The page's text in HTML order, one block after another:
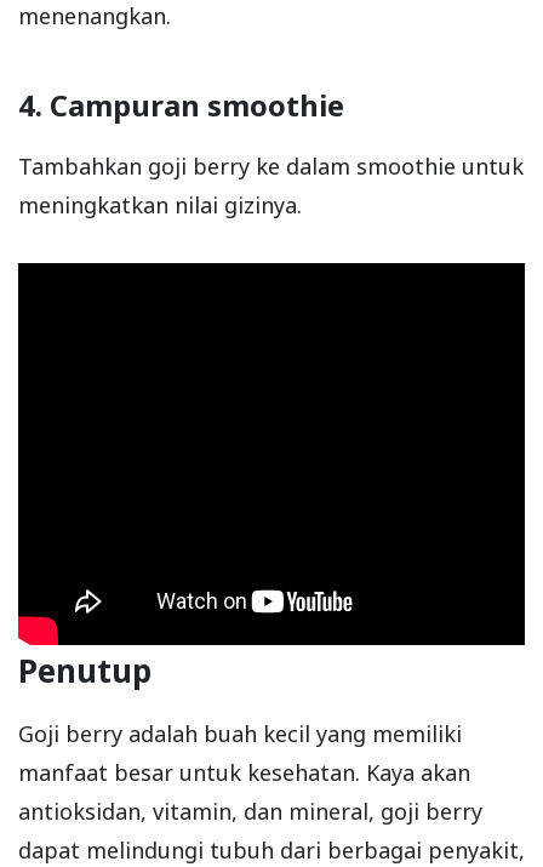
menenangkan.
4. Campuran smoothie
Tambahkan goji berry ke dalam smoothie untuk
meningkatkan nilai gizinya.
Penutup
Goji berry adalah buah kecil yang memiliki
manfaat besar untuk kesehatan. Kaya akan
antioksidan, vitamin, dan mineral, goji berry
dapat melindungi tubuh dari berbagai penyakit,